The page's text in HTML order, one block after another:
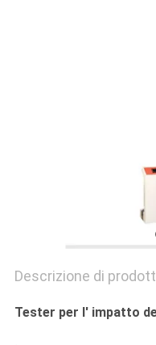
Descrizione di
Tester per l' impatto